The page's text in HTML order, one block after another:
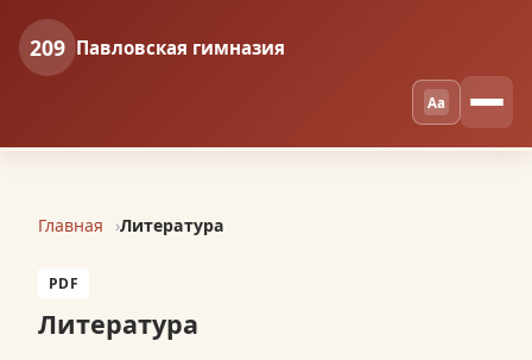
209 Павловская гимназия
Aa
Главная Литература
PDF
Литература